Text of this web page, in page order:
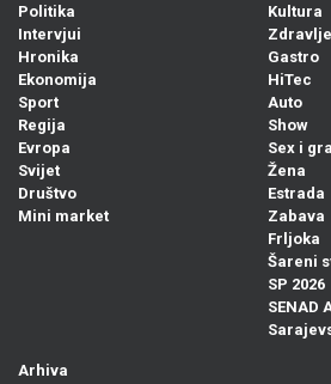
Politika
Intervjui
Hronika
Ekonomija
Sport
Regija
Evropa
Svijet
Društvo
Mini market
Kultura
Zdravlje
Gastro
HiTec
Auto
Show
Sex i
Žena
Estrada
Zabava
Frljoka
Šareni
SP 2026
SENAD
Arhiva